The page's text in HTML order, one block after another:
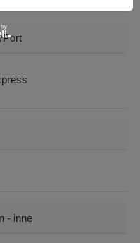
- inne
– żadnego spamu.